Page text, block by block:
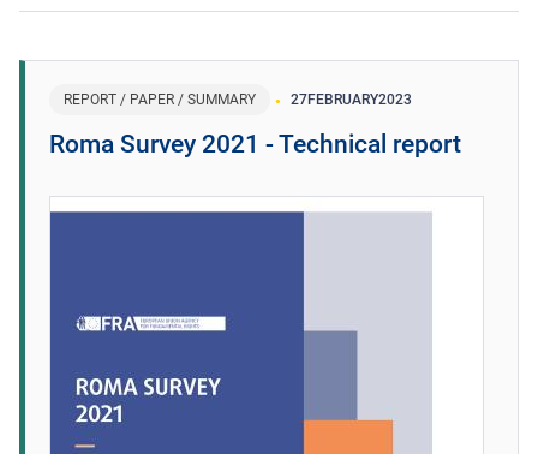
REPORT / PAPER / SUMMARY 27FEBRUARY2023
Roma Survey 2021 - Technical report